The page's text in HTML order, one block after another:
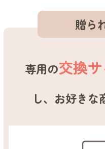
贈ら
専用の交換
し、お好きな